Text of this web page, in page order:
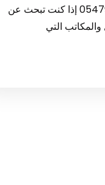
والمظهر الأنيق في رأس الخيمة. تركيب باركيه مقاوم للماء في رأس الخيمة 0547971907 إذا كنت تبحث عن
التي